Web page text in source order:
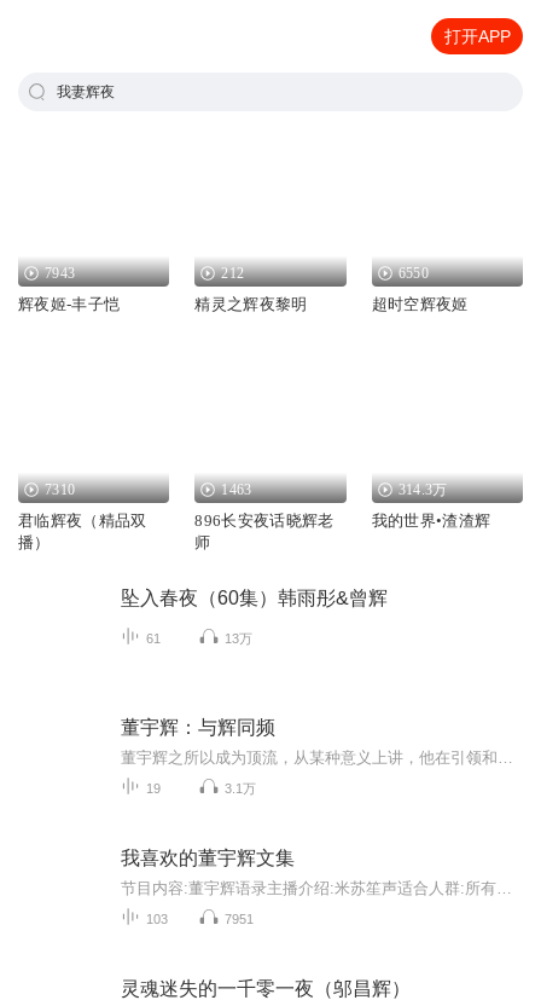
打开APP
我妻辉夜
7943
辉夜姬-丰子恺
212
精灵之辉夜黎明
6550
超时空辉夜姬
7310
君临辉夜（精品双
播）
1463
896长安夜话晓辉老
师
314.3万
我的世界•渣渣辉
坠入春夜（60集）韩雨彤&曾辉
61 13万
董宇辉：与辉同频
19 3.1万
我喜欢的董宇辉文集
103 7951
灵魂迷失的一千零一夜（邬昌辉）